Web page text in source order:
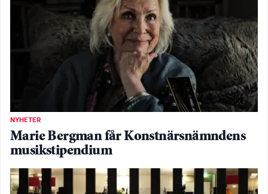
NYHETER
Marie Bergman får Konstnärsnämndens
musikstipendium